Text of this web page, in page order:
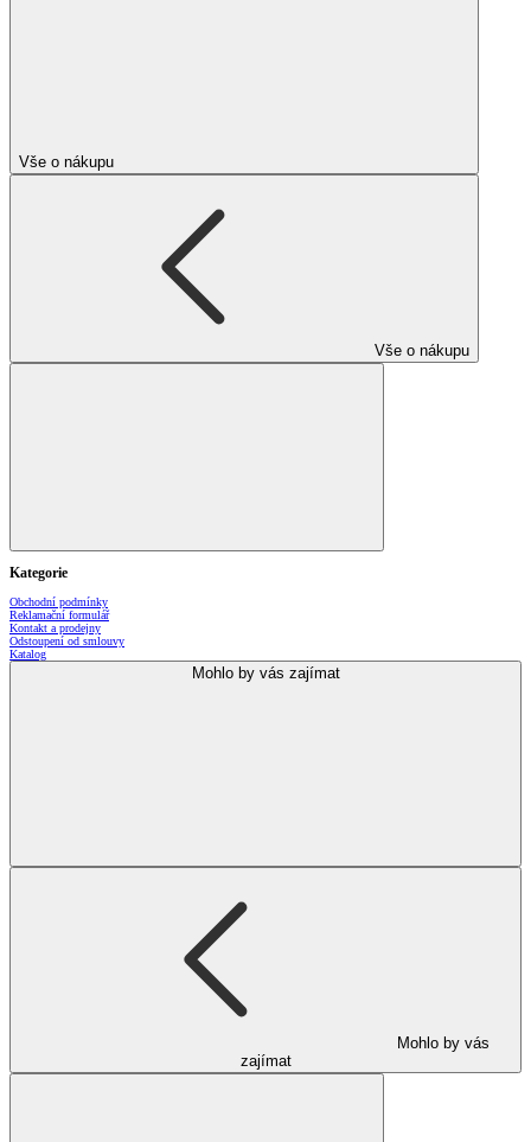
Vše o nákupu
Vše o nákupu
Kategorie
Obchodní podmínky
Reklamační formulář
Kontakt a prodejny
Odstoupení od smlouvy
Katalog
Mohlo by vás zajímat
Mohlo by vás
zajímat